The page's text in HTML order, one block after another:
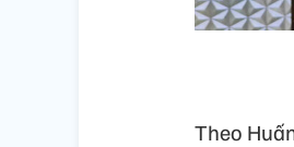
Theo